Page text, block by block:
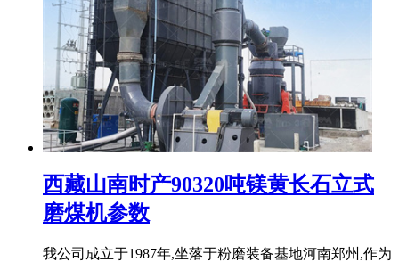
西藏山南时产90320吨镁黄长石立式
磨煤机参数
我公司成立于1987年,坐落于粉磨装备基地河南郑州,作为